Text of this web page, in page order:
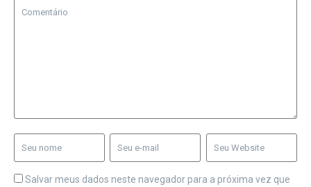
Salvar meus dados neste navegador para a próxima vez que